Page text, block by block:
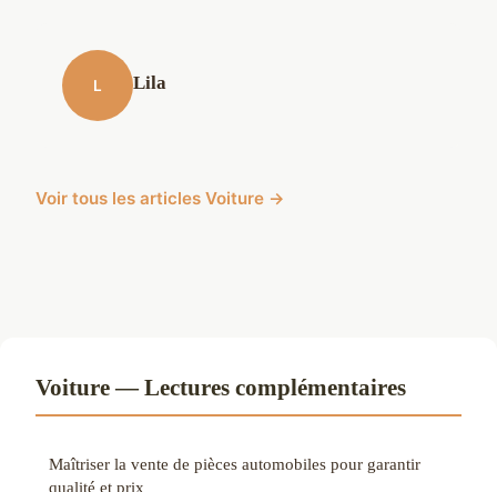
L Lila
Voir tous les articles Voiture →
Voiture — Lectures complémentaires
Maîtriser la vente de pièces automobiles pour garantir
qualité et prix